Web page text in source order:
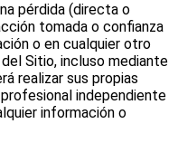
pérdida (directa o
tomada o confianza
o en cualquier otro
Sitio, incluso mediante
realizar sus propias
independiente
información o